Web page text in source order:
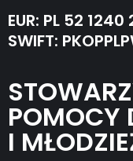
EUR: PL 52
SWIFT:
POMOCY
I